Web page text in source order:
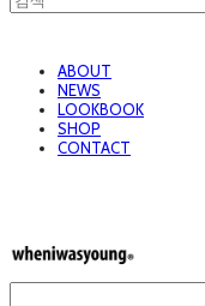
ABOUT
NEWS
LOOKBOOK
SHOP
CONTACT